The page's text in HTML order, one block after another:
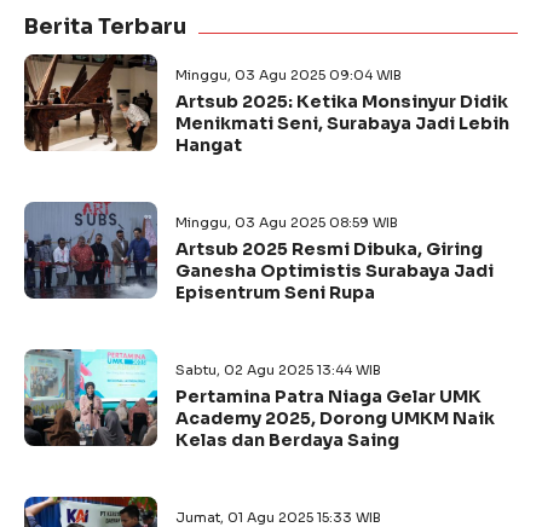
Berita Terbaru
Minggu, 03 Agu 2025 09:04 WIB
Artsub 2025: Ketika Monsinyur Didik
Menikmati Seni, Surabaya Jadi Lebih
Hangat
Minggu, 03 Agu 2025 08:59 WIB
Artsub 2025 Resmi Dibuka, Giring
Ganesha Optimistis Surabaya Jadi
Episentrum Seni Rupa
Sabtu, 02 Agu 2025 13:44 WIB
Pertamina Patra Niaga Gelar UMK
Academy 2025, Dorong UMKM Naik
Kelas dan Berdaya Saing
Jumat, 01 Agu 2025 15:33 WIB